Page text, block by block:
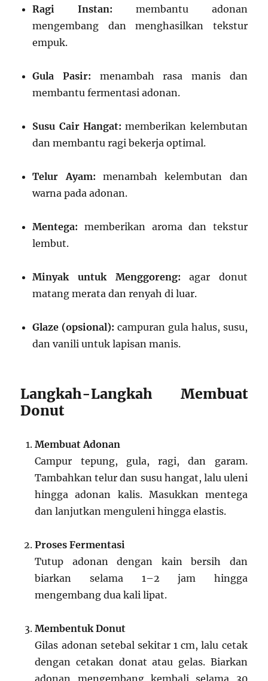
Ragi Instan: membantu adonan
mengembang dan menghasilkan tekstur
empuk.
Gula Pasir: menambah rasa manis dan
membantu fermentasi adonan.
Susu Cair Hangat: memberikan kelembutan
dan membantu ragi bekerja optimal.
Telur Ayam: menambah kelembutan dan
warna pada adonan.
Mentega: memberikan aroma dan tekstur
lembut.
Minyak untuk Menggoreng: agar donut
matang merata dan renyah di luar.
Glaze (opsional): campuran gula halus, susu,
dan vanili untuk lapisan manis.
Langkah-Langkah Membuat
Donut
Membuat Adonan
Campur tepung, gula, ragi, dan garam.
Tambahkan telur dan susu hangat, lalu uleni
hingga adonan kalis. Masukkan mentega
dan lanjutkan menguleni hingga elastis.
Proses Fermentasi
Tutup adonan dengan kain bersih dan
biarkan selama 1–2 jam hingga
mengembang dua kali lipat.
Membentuk Donut
Gilas adonan setebal sekitar 1 cm, lalu cetak
dengan cetakan donat atau gelas. Biarkan